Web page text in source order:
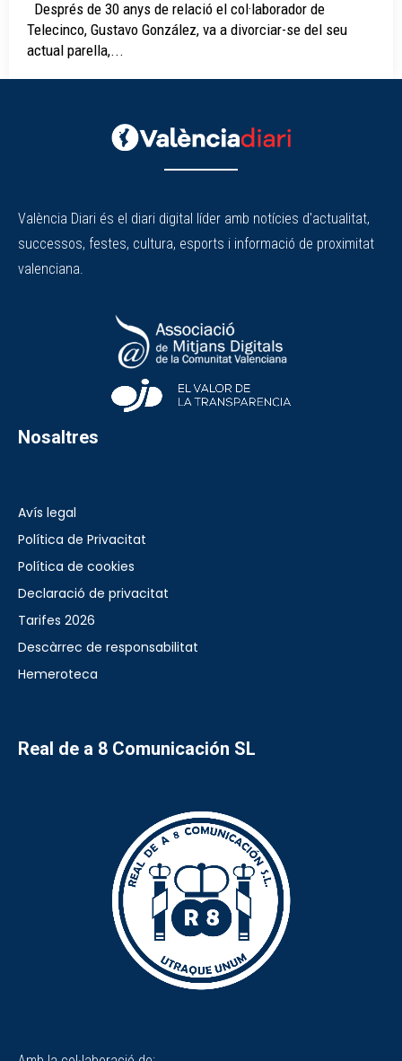
Telecinco, Gustavo González, va a divorciar-se del seu
actual parella,...
València Diari és el diari digital líder amb notícies d'actualitat,
successos, festes, cultura, esports i informació de proximitat
valenciana.
Nosaltres
Avís legal
Política de Privacitat
Política de cookies
Declaració de privacitat
Tarifes 2026
Descàrrec de responsabilitat
Hemeroteca
Real de a 8 Comunicación SL